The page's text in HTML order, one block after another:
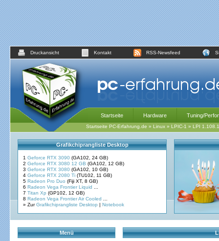
Druckansicht Kontakt RSS-Newsfeed
Startseite Hardware Tuning/
Startseite PC-Erfahrung.de » Linux » LPIC-1 » LPI 1.108.1
Grafikchiprangliste Desktop
1 Geforce RTX 3090 (GA102, 24 GB)
2 Geforce RTX 3080 12 GB (GA102, 12 GB)
3 Geforce RTX 3080 (GA102, 10 GB)
4 Geforce RTX 2080 Ti (TU102, 11 GB)
5 Radeon Pro Duo (Fiji XT, 8 GB)
6 Radeon Vega Frontier Liquid
7 Titan Xp (GP102, 12 GB)
8 Radeon Vega Frontier Air Cooled
» ZurGrafikchiprangliste Desktop | Notebook
Menü